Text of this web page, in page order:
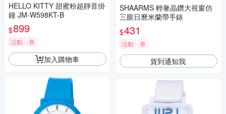
HELLO KITTY 甜蜜粉超靜音掛
鐘 JM-W598KT-B
$899
活動 券
加入購物車
SHAARMS 輕奢晶鑽大視窗仿
三眼日曆米蘭帶手錶
$431
活動 券
貨到通知我